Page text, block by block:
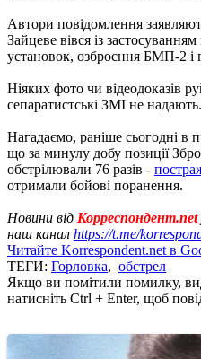
Автори повідомлення
Зайцеве вівся із
установок, озброєння БМП-2 і
Ніяких фото чи відеодоказів
сепаратистські ЗМІ не надають.
Нагадаємо, раніше сьогодні в
що за минулу добу позиції
обстрілювали 76 разів -
отримали бойові поранення.
Новини від Корреспондент.net
наш канал https://t.me/
Читайте Korrespondent.net в
ТЕГИ: Горловка, обстрел
Якщо ви помітили помилку,
натисніть Ctrl + Enter, щоб